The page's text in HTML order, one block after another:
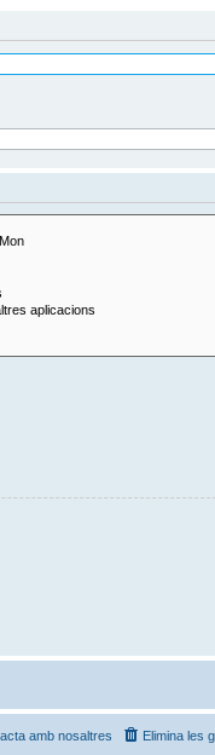
Elimina les
amb nosaltres